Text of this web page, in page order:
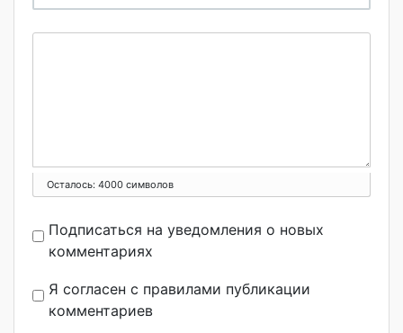
Осталось: 4000 символов
Подписаться на уведомления о новых
комментариях
Я согласен с правилами публикации
комментариев